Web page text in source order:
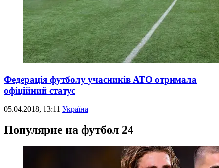
Федерація футболу учасників АТО отримала
офіційний статус
05.04.2018, 13:11 Україна
Популярне на футбол 24